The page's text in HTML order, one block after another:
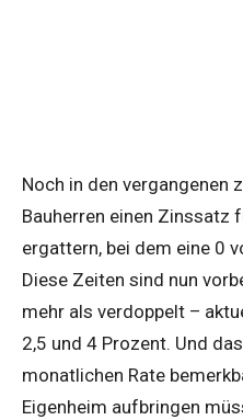
Noch in den vergangenen
Bauherren einen Zinssatz
ergattern, bei dem eine 0
Diese Zeiten sind nun
mehr als verdoppelt –
2,5 und 4 Prozent. Und
monatlichen Rate
Eigenheim aufbringen